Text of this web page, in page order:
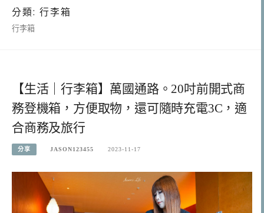
分類: 行李箱
行李箱
【生活｜行李箱】萬國通路。20吋前開式商
務登機箱，方便取物，還可隨時充電3C，適
合商務及旅行
分享 JASON123455 2023-11-17